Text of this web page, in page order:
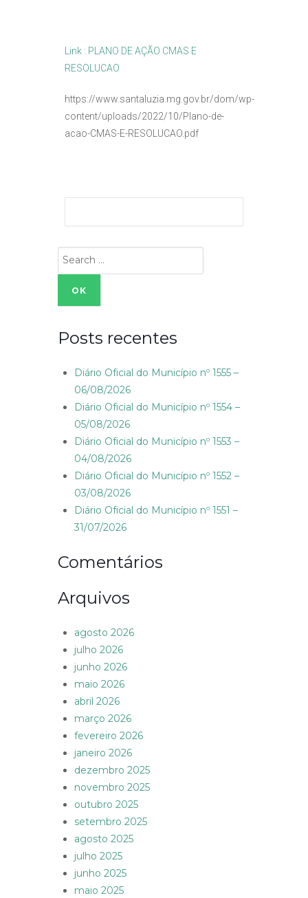
Link : PLANO DE AÇÃO CMAS E
RESOLUCAO
https://www.santaluzia.mg.gov.br/dom/wp-
content/uploads/2022/10/Plano-de-
acao-CMAS-E-RESOLUCAO.pdf
Search
for:
Posts recentes
Diário Oficial do Município nº 1555 –
06/08/2026
Diário Oficial do Município nº 1554 –
05/08/2026
Diário Oficial do Município nº 1553 –
04/08/2026
Diário Oficial do Município nº 1552 –
03/08/2026
Diário Oficial do Município nº 1551 –
31/07/2026
Comentários
Arquivos
agosto 2026
julho 2026
junho 2026
maio 2026
abril 2026
março 2026
fevereiro 2026
janeiro 2026
dezembro 2025
novembro 2025
outubro 2025
setembro 2025
agosto 2025
julho 2025
junho 2025
maio 2025